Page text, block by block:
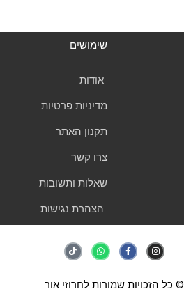
שימושים
אודות
מדיניות פרטיות
תקנון האתר
צרו קשר
שאלות ותשובות
הצהרת נגישות
n
s
t
r
a
c
e
o
h
a
t
p
i
k
t
© כל הזכויות שמורות לחרוזי אור